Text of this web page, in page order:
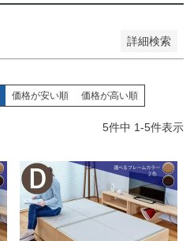
詳細検索
検索
価格が安い順 価格が高い順
5件中 1-5件表示